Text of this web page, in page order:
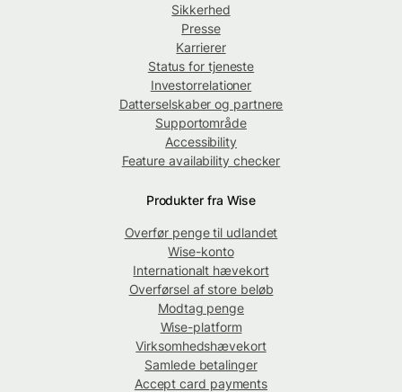
Sikkerhed
Presse
Karrierer
Status for tjeneste
Investorrelationer
Datterselskaber og partnere
Supportområde
Accessibility
Feature availability checker
Produkter fra Wise
Overfør penge til udlandet
Wise-konto
Internationalt hævekort
Overførsel af store beløb
Modtag penge
Wise-platform
Virksomhedshævekort
Samlede betalinger
Accept card payments